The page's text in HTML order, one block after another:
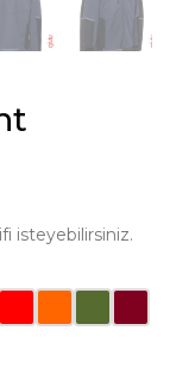
isteyebilirsiniz.